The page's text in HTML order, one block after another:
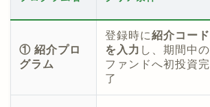
① 紹介プロ
グラム
登録時に紹介コード
を入力 し、期間中の
ファンドへ初投資完
了